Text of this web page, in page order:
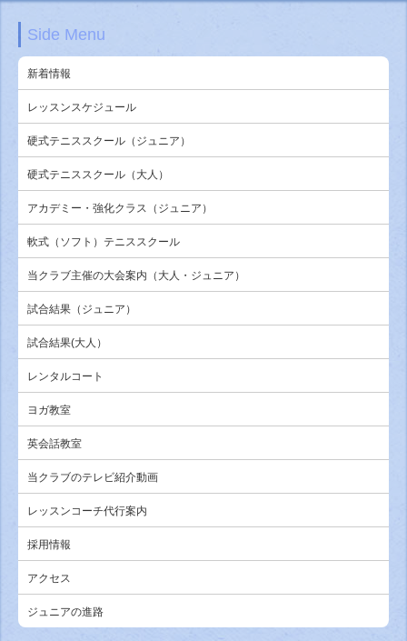
Side Menu
新着情報
レッスンスケジュール
硬式テニススクール（ジュニア）
硬式テニススクール（大人）
アカデミー・強化クラス（ジュニア）
軟式（ソフト）テニススクール
当クラブ主催の大会案内（大人・ジュニア）
試合結果（ジュニア）
試合結果(大人）
レンタルコート
ヨガ教室
英会話教室
当クラブのテレビ紹介動画
レッスンコーチ代行案内
採用情報
アクセス
ジュニアの進路